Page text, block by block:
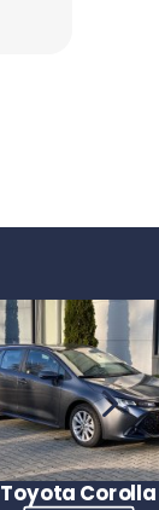
Toyota Corolla
5